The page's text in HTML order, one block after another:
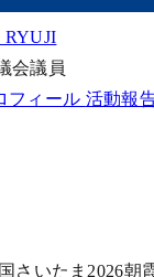
RYUJI
会議員
フィール 活動報
さいたま2026朝